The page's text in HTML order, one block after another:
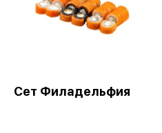
Сет Филадельфия